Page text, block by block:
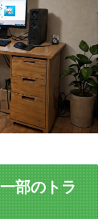
部のトラ